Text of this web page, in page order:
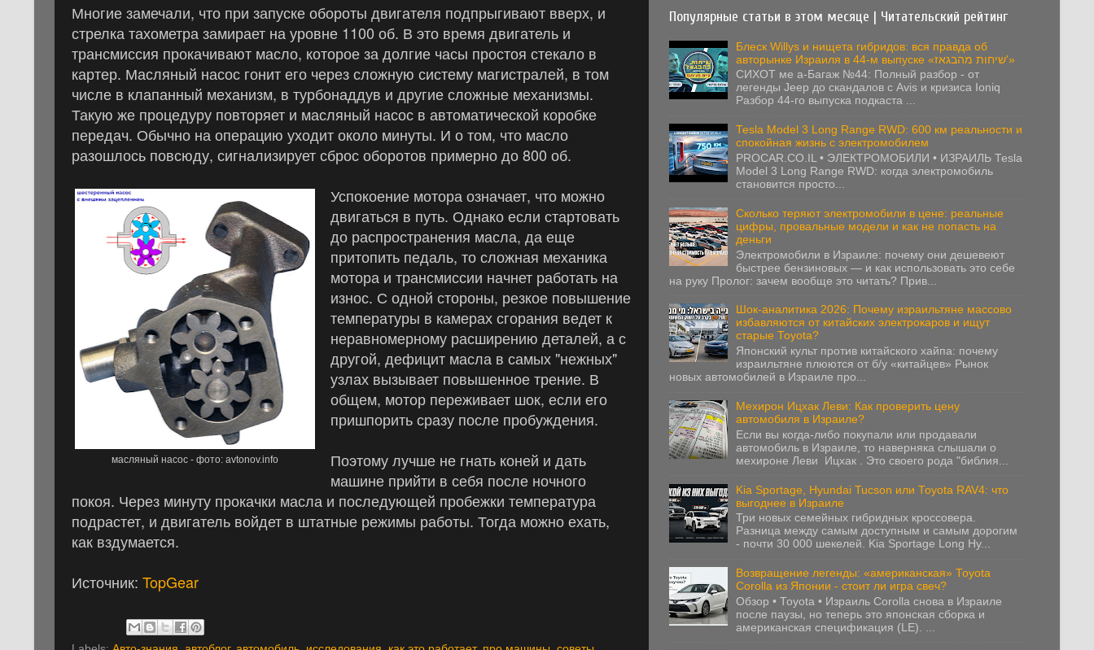
Многие замечали, что при запуске обороты двигателя подпрыгивают вверх, и
стрелка тахометра замирает на уровне 1100 об. В это время двигатель и
трансмиссия прокачивают масло, которое за долгие часы простоя стекало в
картер. Масляный насос гонит его через сложную систему магистралей, в том
числе в клапанный механизм, в турбонаддув и другие сложные механизмы.
Такую же процедуру повторяет и масляный насос в автоматической коробке
передач. Обычно на операцию уходит около минуты. И о том, что масло
разошлось повсюду, сигнализирует сброс оборотов примерно до 800 об.
масляный насос - фото: avtonov.info
Успокоение мотора означает, что можно
двигаться в путь. Однако если стартовать
до распространения масла, да еще
притопить педаль, то сложная механика
мотора и трансмиссии начнет работать на
износ. С одной стороны, резкое повышение
температуры в камерах сгорания ведет к
неравномерному расширению деталей, а с
другой, дефицит масла в самых "нежных"
узлах вызывает повышенное трение. В
общем, мотор переживает шок, если его
пришпорить сразу после пробуждения.
Поэтому лучше не гнать коней и дать
машине прийти в себя после ночного
покоя. Через минуту прокачки масла и последующей пробежки температура
подрастет, и двигатель войдет в штатные режимы работы. Тогда можно ехать,
как вздумается.
Источник: TopGear
Популярные статьи в этом месяце | Читательский рейтинг
Блеск Willys и нищета гибридов: вся правда об
авторынке Израиля в 44-м выпуске «שיחות מהבגאז'»
СИХОТ ме а-Багаж №44: Полный разбор - от
легенды Jeep до скандалов с Avis и кризиса Ioniq
Разбор 44-го выпуска подкаста ...
Tesla Model 3 Long Range RWD: 600 км реальности и
спокойная жизнь с электромобилем
PROCAR.CO.IL • ЭЛЕКТРОМОБИЛИ • ИЗРАИЛЬ Tesla
Model 3 Long Range RWD: когда электромобиль
становится просто...
Сколько теряют электромобили в цене: реальные
цифры, провальные модели и как не попасть на
деньги
Электромобили в Израиле: почему они дешевеют
быстрее бензиновых — и как использовать это себе
на руку Пролог: зачем вообще это читать? Прив...
Шок-аналитика 2026: Почему израильтяне массово
избавляются от китайских электрокаров и ищут
старые Toyota?
Японский культ против китайского хайпа: почему
израильтяне плюются от б/у «китайцев» Рынок
новых автомобилей в Израиле про...
Мехирон Ицхак Леви: Как проверить цену
автомобиля в Израиле?
Если вы когда-либо покупали или продавали
автомобиль в Израиле, то наверняка слышали о
мехироне Леви Ицхак . Это своего рода "библия...
Kia Sportage, Hyundai Tucson или Toyota RAV4: что
выгоднее в Израиле
Три новых семейных гибридных кроссовера.
Разница между самым доступным и самым дорогим
- почти 30 000 шекелей. Kia Sportage Long Hy...
Возвращение легенды: «американская» Toyota
Corolla из Японии - стоит ли игра свеч?
Обзор • Toyota • Израиль Corolla снова в Израиле
после паузы, но теперь это японская сборка и
американская спецификация (LE). ...